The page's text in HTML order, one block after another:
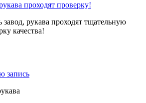
проходят проверку!
рукава проходят тщательную
качества!
запись